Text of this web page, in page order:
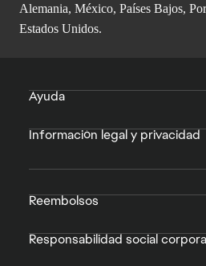
Alemania, México, Países Bajos,
Estados Unidos.
Ayuda
Información legal y privacidad
Reembolsos
Responsabilidad social